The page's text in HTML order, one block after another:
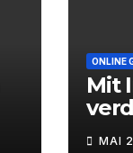
ONLINE
Mit
MAI